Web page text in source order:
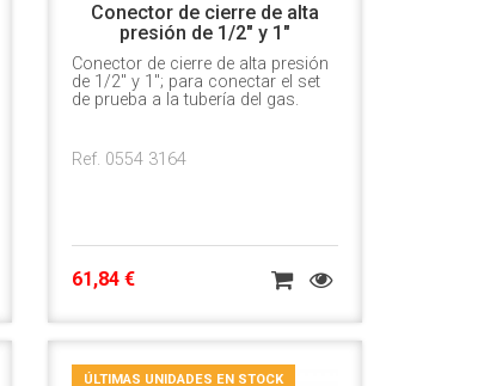
Conector de cierre de alta
presión de 1/2" y 1"
Conector de cierre de alta presión
de 1/2" y 1"; para conectar el set
de prueba a la tubería del gas.
Ref. 0554 3164
61,84 €
ÚLTIMAS UNIDADES EN STOCK